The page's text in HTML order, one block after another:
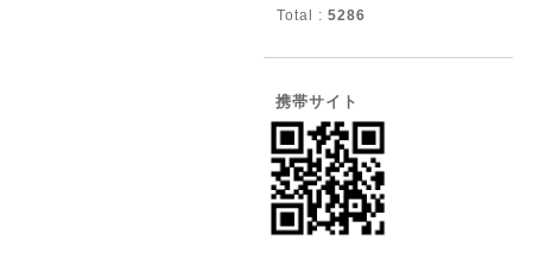
Total : 5286
携帯サイト